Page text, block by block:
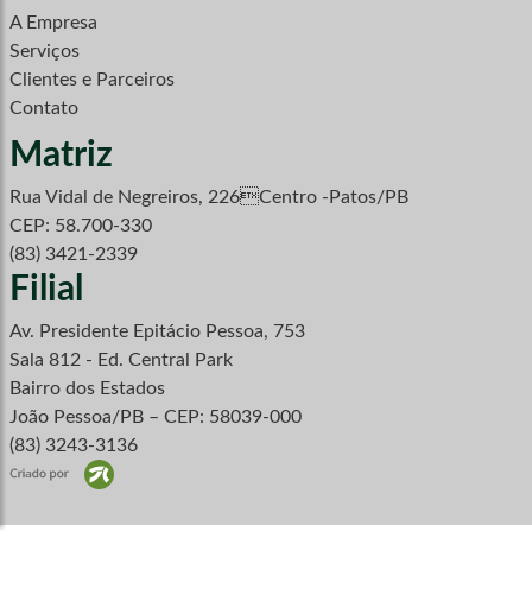
A Empresa
Serviços
Clientes e Parceiros
Contato
Matriz
Rua Vidal de Negreiros, 226Centro -Patos/PB
CEP: 58.700-330
(83) 3421-2339
Filial
Av. Presidente Epitácio Pessoa, 753
Sala 812 - Ed. Central Park
Bairro dos Estados
João Pessoa/PB – CEP: 58039-000
(83) 3243-3136